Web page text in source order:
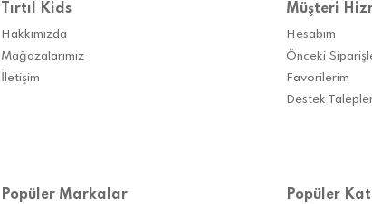
Tırtıl Kids
Hakkımızda
Mağazalarımız
İletişim
Müşteri
Hesabım
Önceki
Favorilerim
Destek
Popüler Markalar Popüler